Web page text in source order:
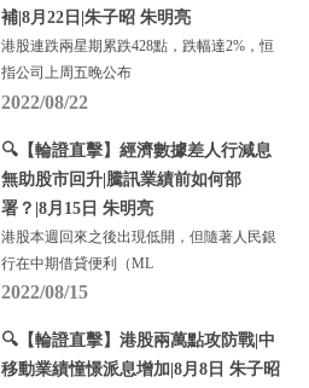
補|8月22日|朱子昭 朱明亮
港股連跌兩星期累跌428點，跌幅達2%，恒
指公司上周五晚公布
2022/08/22
🔍【輪證直擊】經濟數據差人行減息
無助股市回升|騰訊業績前如何部
署？|8月15日 朱明亮
港股本週回來之後出現低開，但隨著人民銀
行在中期借貸便利（ML
2022/08/15
🔍【輪證直擊】港股兩萬點攻防戰|中
移動業績憧憬派息增加|8月8日 朱子昭